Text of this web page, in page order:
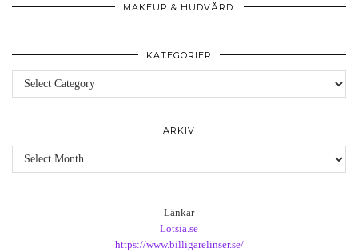
MAKEUP & HUDVÅRD:
KATEGORIER
Kategorier
ARKIV
Arkiv
Länkar
Lotsia.se
https://www.billigarelinser.se/